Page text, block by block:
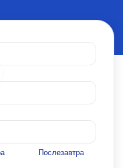
Послезавтра